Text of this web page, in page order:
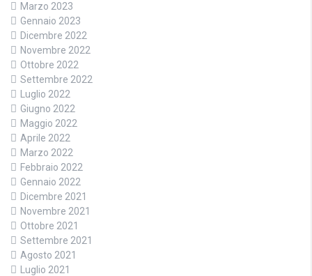
Marzo 2023
Gennaio 2023
Dicembre 2022
Novembre 2022
Ottobre 2022
Settembre 2022
Luglio 2022
Giugno 2022
Maggio 2022
Aprile 2022
Marzo 2022
Febbraio 2022
Gennaio 2022
Dicembre 2021
Novembre 2021
Ottobre 2021
Settembre 2021
Agosto 2021
Luglio 2021